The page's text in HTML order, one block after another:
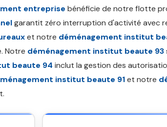
entreprise bénéficie de notre flotte
garantit zéro interruption d'activité avec
et notre déménagement institut
Notre déménagement institut beaute 93
beaute 94 inclut la gestion des
institut beaute 91et notre